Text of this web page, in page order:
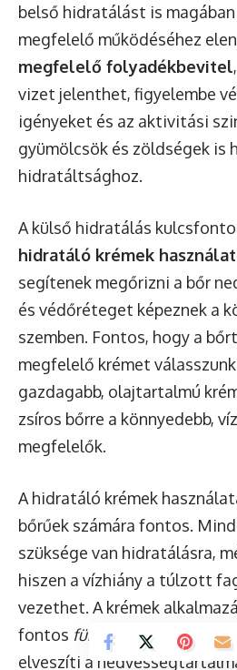
belső hidratálást is
megfelelő működéséhez
megfelelő folyadékbevitel
vizet jelenthet, figyelembe
igényeket és az aktivitási
gyümölcsök és zöldségek is
hidratáltsághoz.
A külső hidratálás
hidratáló krémek
segítenek megőrizni a bőr
és védőréteget képeznek a
szemben. Fontos, hogy a
megfelelő krémet
gazdagabb, olajtartalmú
zsíros bőrre a könnyedebb,
megfelelők.
A hidratáló krémek
bőrűek számára fontos.
szüksége van hidratálásra,
hiszen a vízhiány a túlzott
vezethet. A krémek
fontos fürdés vagy
elveszíti a